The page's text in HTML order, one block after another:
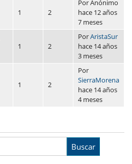
1 2
PorAnónimo
hace 12 años
7 meses
1 2
PorAristaSur
hace 14 años
3 meses
1 2
Por
SierraMorena
hace 14 años
4 meses
Buscar